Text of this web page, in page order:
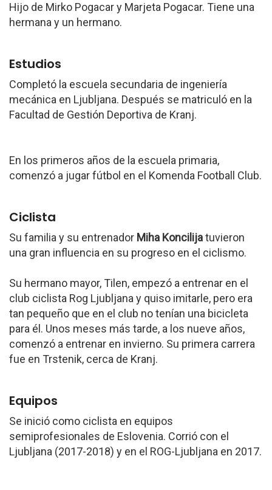
Hijo de Mirko Pogacar y Marjeta Pogacar. Tiene una
hermana y un hermano.
Estudios
Completó la escuela secundaria de ingeniería
mecánica en Ljubljana. Después se matriculó en la
Facultad de Gestión Deportiva de Kranj.
En los primeros años de la escuela primaria,
comenzó a jugar fútbol en el Komenda Football Club.
Ciclista
Su familia y su entrenador Miha Koncilijatuvieron
una gran influencia en su progreso en el ciclismo.
Su hermano mayor, Tilen, empezó a entrenar en el
club ciclista Rog Ljubljana y quiso imitarle, pero era
tan pequeño que en el club no tenían una bicicleta
para él. Unos meses más tarde, a los nueve años,
comenzó a entrenar en invierno. Su primera carrera
fue en Trstenik, cerca de Kranj.
Equipos
Se inició como ciclista en equipos
semiprofesionales de Eslovenia. Corrió con el
Ljubljana (2017-2018) y en el ROG-Ljubljana en 2017.